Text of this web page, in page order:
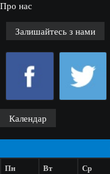
Про нас
Залишайтесь з нами
Календар
Пн Вт Ср